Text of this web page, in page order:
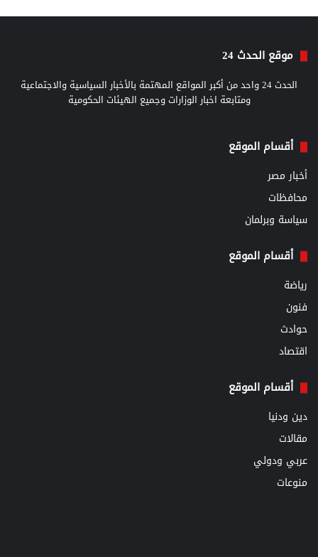
موقع الحدث 24
الحدث 24 واحد من أكبر المواقع المهتمة بالأخبار السياسية والاجتماعية
ومتابعة اخبار الوزارات وجميع الهيئات الحكومية
أقسام الموقع
أخبار مصر
محافظات
سياسة وبرلمان
أقسام الموقع
رياضة
فنون
حوادث
اقتصاد
أقسام الموقع
دين ودنيا
مقالات
عربي ودولي
منوعات